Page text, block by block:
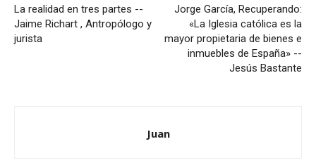
La realidad en tres partes --
Jaime Richart , Antropólogo y
jurista
Jorge García, Recuperando:
«La Iglesia católica es la
mayor propietaria de bienes e
inmuebles de España» --
Jesús Bastante
Juan